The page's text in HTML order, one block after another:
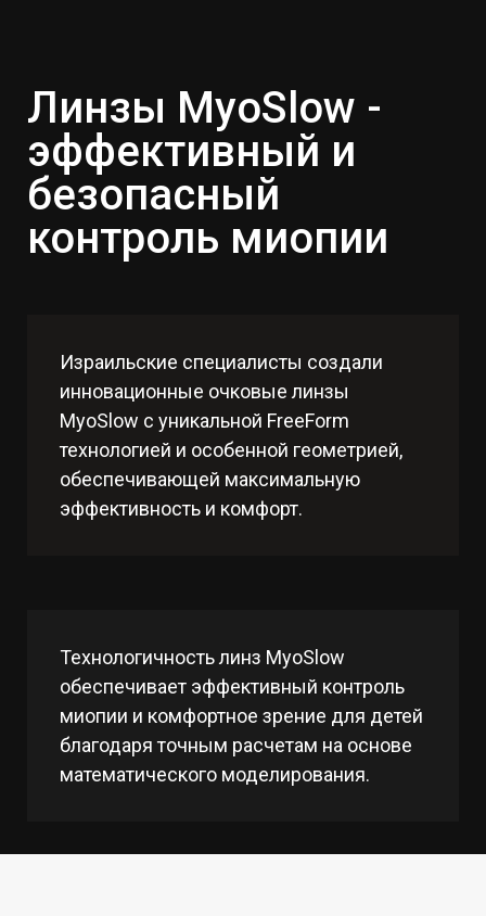
Линзы MyoSlow -
эффективный и
безопасный
контроль миопии
Израильские специалисты создали
инновационные очковые линзы
MyoSlow с уникальной FreeForm
технологией и особенной геометрией,
обеспечивающей максимальную
эффективность и комфорт.
Технологичность линз MyoSlow
обеспечивает эффективный контроль
миопии и комфортное зрение для детей
благодаря точным расчетам на основе
математического моделирования.